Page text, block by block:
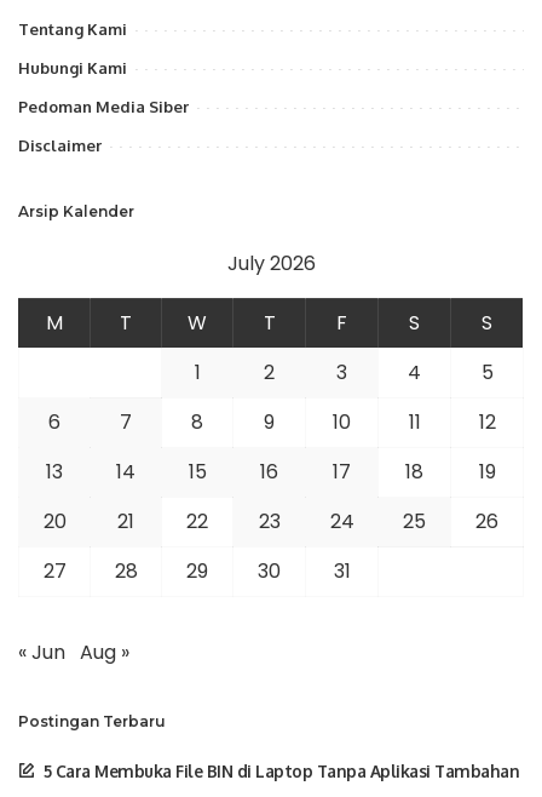
Tentang Kami
Hubungi Kami
Pedoman Media Siber
Disclaimer
Arsip Kalender
July 2026
M T W T F S
S
1
2 3 4
5
6
7 8 9 10 11
12
13
14 15 16 17 18
19
20
21 22 23 24 25
26
27
28 29 30 31
« Jun Aug »
Postingan Terbaru
5 Cara Membuka File BIN di Laptop Tanpa Aplikasi Tambahan